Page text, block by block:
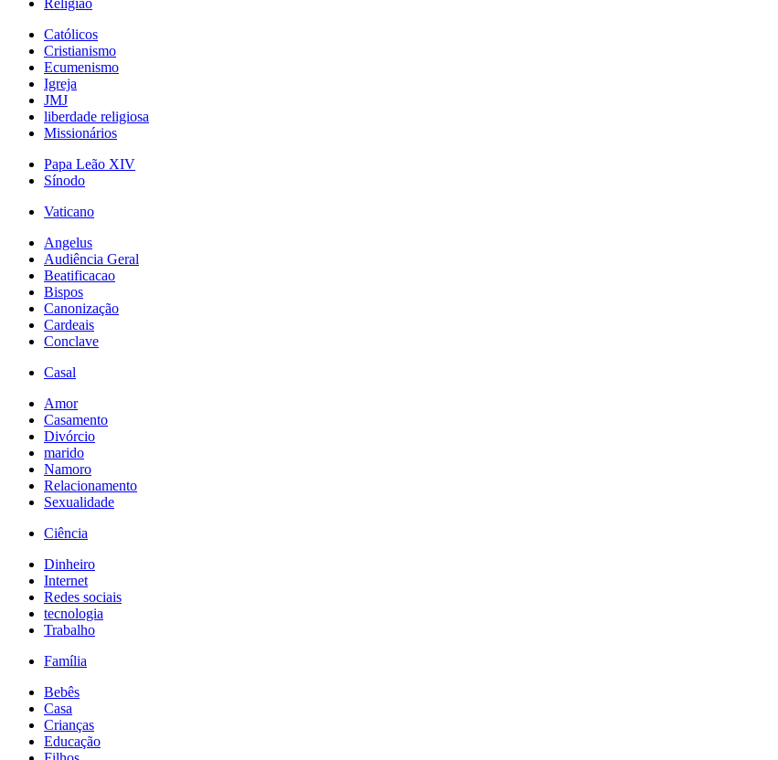
Religião
Católicos
Cristianismo
Ecumenismo
Igreja
JMJ
liberdade religiosa
Missionários
Papa Leão XIV
Sínodo
Vaticano
Angelus
Audiência Geral
Beatificacao
Bispos
Canonização
Cardeais
Conclave
Casal
Amor
Casamento
Divórcio
marido
Namoro
Relacionamento
Sexualidade
Ciência
Dinheiro
Internet
Redes sociais
tecnologia
Trabalho
Família
Bebês
Casa
Crianças
Educação